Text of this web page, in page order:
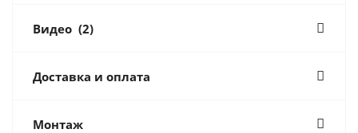
Видео (2)
Доставка и оплата
Монтаж